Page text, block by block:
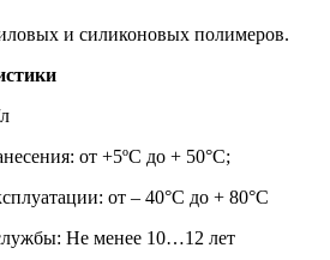
и силиконовых полимеров.
от +5ºС до + 50°С;
от – 40°С до + 80°С
Не менее 10…12 лет